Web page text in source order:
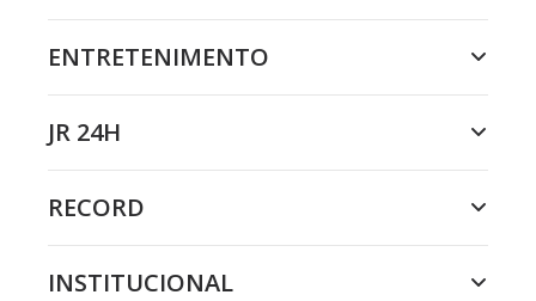
ENTRETENIMENTO
JR 24H
RECORD
INSTITUCIONAL